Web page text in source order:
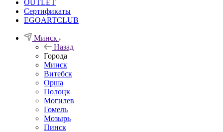
OUTLET
Сертификаты
EGOARTCLUB
Минск
Назад
Города
Минск
Витебск
Орша
Полоцк
Могилев
Гомель
Мозырь
Пинск